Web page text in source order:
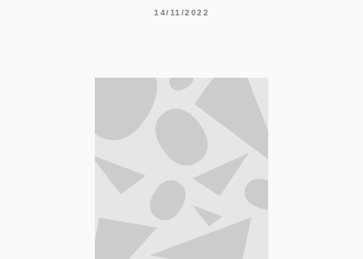
14/11/2022